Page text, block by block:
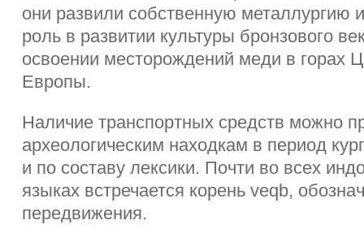
они развили собственную металлургию
роль в развитии культуры бронзового
освоении месторождений меди в горах
Европы.
Наличие транспортных средств можно
археологическим находкам в период
и по составу лексики. Почти во всех
языках встречается корень veqb,
передвижения.